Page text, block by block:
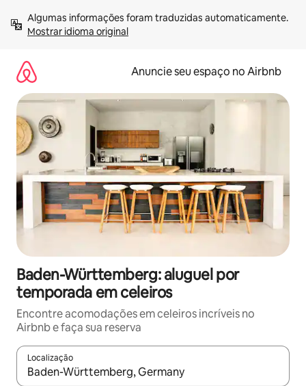
para
Mostrar idioma original
Anuncie seu espaço no Airbnb
Baden-Württemberg: aluguel por
temporada em celeiros
Encontre acomodações em celeiros incríveis no
Airbnb e faça sua reserva
Localização
Quando os resultados estiverem disponíveis, explore-os